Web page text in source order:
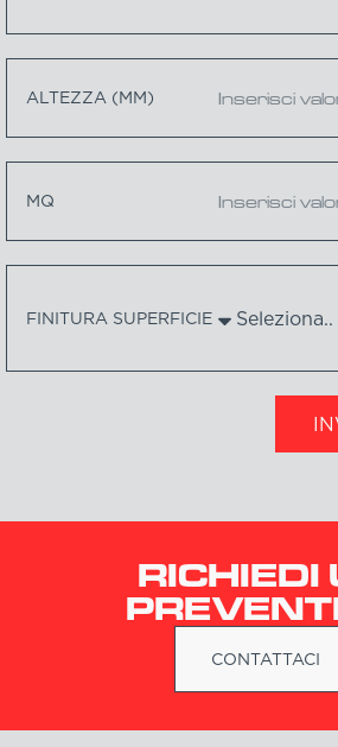
ALTEZZA (MM)
MQ
FINITURA SUPERFICIE
RICHIEDI
CONTATTACI